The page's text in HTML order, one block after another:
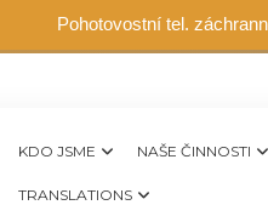
Pohotovostní tel.
KDO JSME NAŠE ČINNOSTI
TRANSLATIONS